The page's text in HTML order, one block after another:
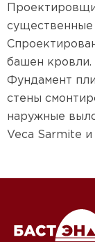
существенные
башен кровли.
Фундамент
стены
наружные
Veca Sarmite и